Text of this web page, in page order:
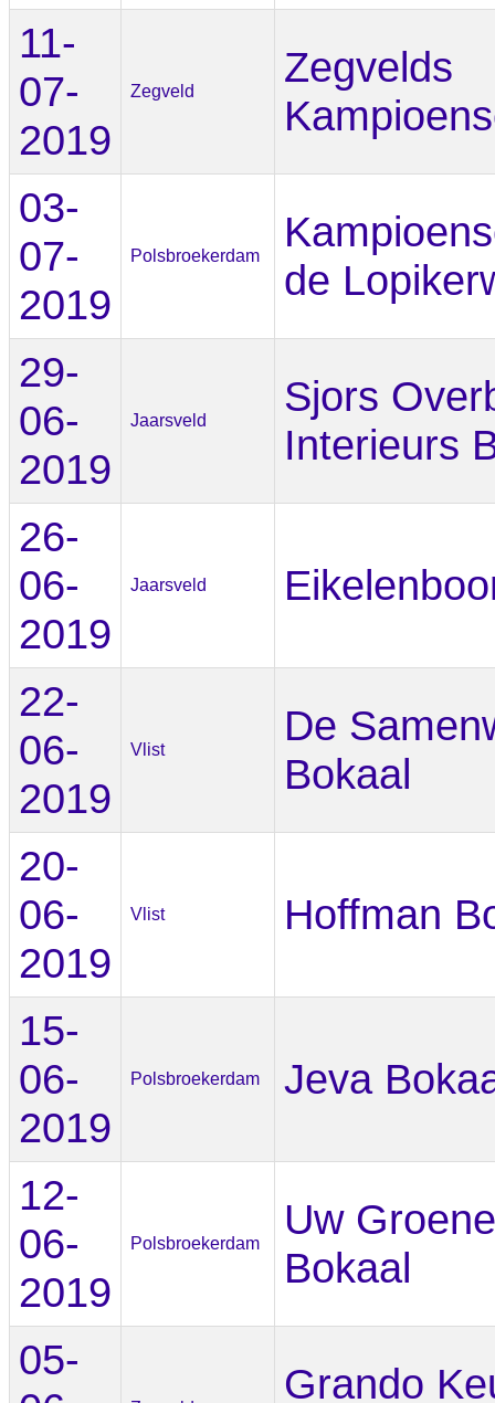
11-
07-
2019
Zegveld
Zegvelds
03-
07-
2019
Polsbroekerdam
de
29-
06-
2019
Jaarsveld
Sjors
Interieurs
26-
06-
2019
Jaarsveld
22-
06-
2019
Vlist
De
Bokaal
20-
06-
2019
Vlist Hoffman
15-
06-
2019
Polsbroekerdam Jeva
12-
06-
2019
Polsbroekerdam
Uw
Bokaal
05-
Grando